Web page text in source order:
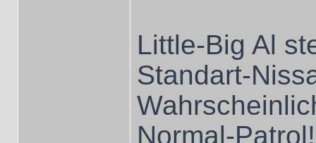
Little-Big Al
Standart-
Normal-Patrol!